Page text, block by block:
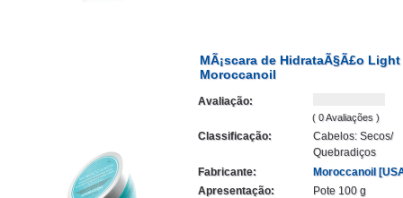
MÃ¡scara de HidrataÃ§Ã£o Light
Moroccanoil
Avaliação:
( 0 Avaliações )
Classificação:
Cabelos: Secos/
Quebradiços
Fabricante:
Moroccanoil
Apresentação:
Pote 100 g